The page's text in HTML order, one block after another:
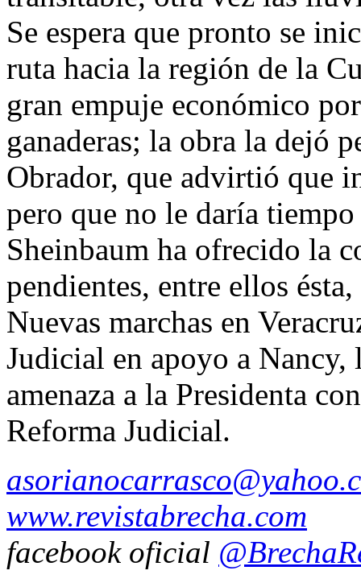
Se espera que pronto se
ruta hacia la región de la
gran empuje económico
ganaderas; la obra la dejó
Obrador, que advirtió que
pero que no le daría
Sheinbaum ha ofrecido la
pendientes, entre ellos
Nuevas marchas en
Judicial en apoyo a Nancy,
amenaza a la Presidenta
Reforma Judicial.
www.revistabrecha.com
facebook oficial